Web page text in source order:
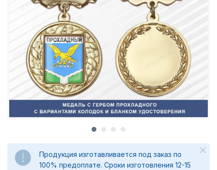
Продукция изготавливается под заказ по
100% предоплате. Сроки изготовления 12-15